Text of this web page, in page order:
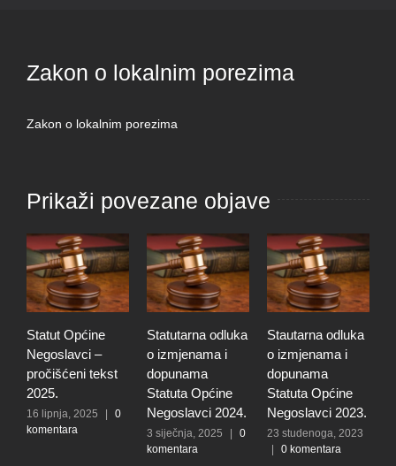
Zakon o lokalnim porezima
Zakon o lokalnim porezima
Prikaži povezane objave
Statut Općine
Negoslavci –
pročišćeni tekst
2025.
16 lipnja, 2025
0
komentara
Statutarna odluka
o izmjenama i
dopunama
Statuta Općine
Negoslavci 2024.
3 siječnja, 2025
0
komentara
Stautarna odluka
o izmjenama i
dopunama
Statuta Općine
Negoslavci 2023.
23 studenoga, 2023
0 komentara